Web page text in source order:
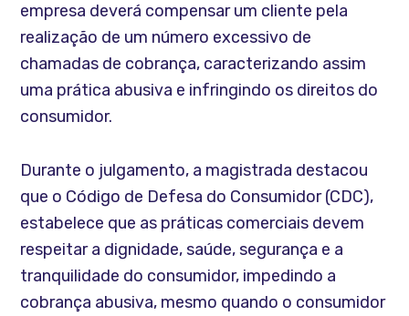
empresa deverá compensar um cliente pela
realização de um número excessivo de
chamadas de cobrança, caracterizando assim
uma prática abusiva e infringindo os direitos do
consumidor.
Durante o julgamento, a magistrada destacou
que o Código de Defesa do Consumidor (CDC),
estabelece que as práticas comerciais devem
respeitar a dignidade, saúde, segurança e a
tranquilidade do consumidor, impedindo a
cobrança abusiva, mesmo quando o consumidor